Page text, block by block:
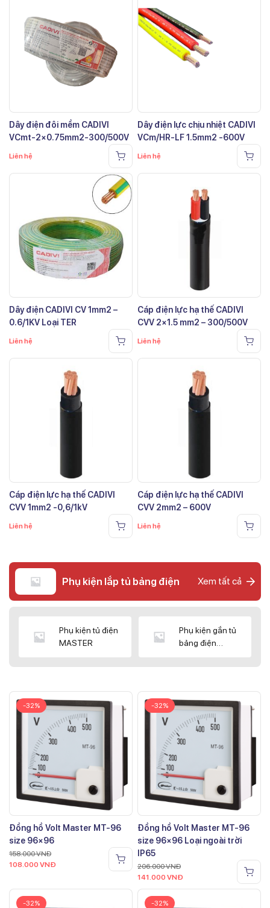
Dây điện đôi mềm CADIVI
VCmt-2×0.75mm2-300/500V
Liên hệ
Dây điện lực chịu nhiệt CADIVI
VCm/HR-LF 1.5mm2 -600V
Liên hệ
Dây điện CADIVI CV 1mm2 –
0.6/1KV Loại TER
Liên hệ
Cáp điện lực hạ thế CADIVI
CVV 2×1.5 mm2 – 300/500V
Liên hệ
Cáp điện lực hạ thế CADIVI
CVV 1mm2 -0,6/1kV
Liên hệ
Cáp điện lực hạ thế CADIVI
CVV 2mm2 – 600V
Liên hệ
Phụ kiện lắp tủ bảng điện Xem tất cả
Phụ kiện tủ điện
MASTER
Phụ kiện gắn tủ
bảng điện
-32%
Đồng hồ Volt Master MT-96
size 96×96
158.000VNĐ
108.000 VNĐ
-32%
Đồng hồ Volt Master MT-96
size 96×96 Loại ngoài trời
IP65
206.000VNĐ
141.000 VNĐ
-32% -32%